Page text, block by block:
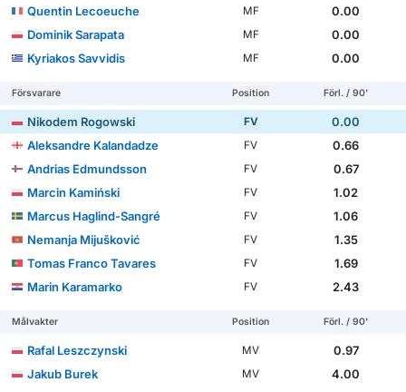
Quentin Lecoeuche
MF
0.00
Dominik Sarapata
MF
0.00
Kyriakos Savvidis
MF 0.00
Försvarare Position Förl. / 90'
Nikodem Rogowski FV
0.00
Aleksandre Kalandadze
FV
0.66
Andrias Edmundsson
FV
0.67
Marcin Kamiński
FV
1.02
Marcus Haglind-Sangré
FV
1.06
Nemanja Mijušković
FV
1.35
Tomas Franco Tavares
FV
1.69
Marin Karamarko
FV 2.43
Målvakter Position Förl. / 90'
Rafal Leszczynski MV
0.97
Jakub Burek
MV 4.00